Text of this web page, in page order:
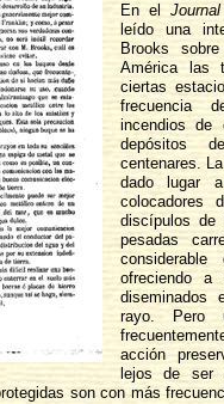
En el
leído una
Brooks
América las
ciertas
frecuencia
incendios de
depósitos
centenares.
dado lugar
colocadores
discípulos de
pesadas
ofreciendo a
diseminados
rayo. Pero
acción
lejos de ser
son con más